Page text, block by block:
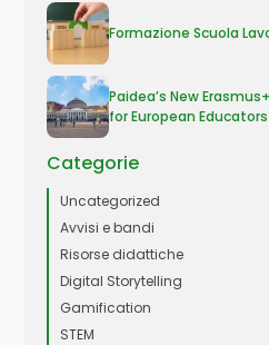
Formazione Scuola
Paidea’s New
for European Educators
Categorie
Uncategorized
Avvisi e bandi
Risorse didattiche
Digital Storytelling
Gamification
STEM